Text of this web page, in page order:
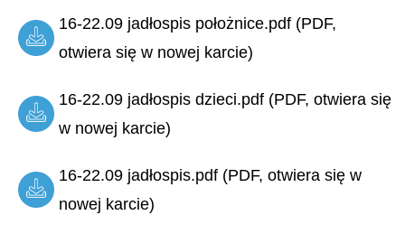
16-22.09 jadłospis położnice.pdf (PDF,
otwiera się w nowej karcie)
16-22.09 jadłospis dzieci.pdf (PDF, otwiera się
w nowej karcie)
16-22.09 jadłospis.pdf (PDF, otwiera się w
nowej karcie)